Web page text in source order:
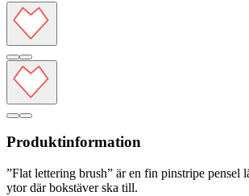
Produktinformation
”Flat lettering brush” är en fin pinstripe pensel
ytor där bokstäver ska till.